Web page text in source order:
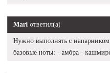
Mari ответил(а)
Нужно выполнять с
базовые ноты: - амбра -